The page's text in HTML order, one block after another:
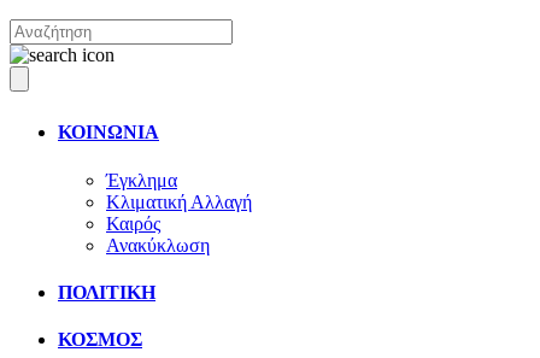
ΚΟΙΝΩΝΙΑ
Έγκλημα
Κλιματική Αλλαγή
Καιρός
Ανακύκλωση
ΠΟΛΙΤΙΚΗ
ΚΟΣΜΟΣ